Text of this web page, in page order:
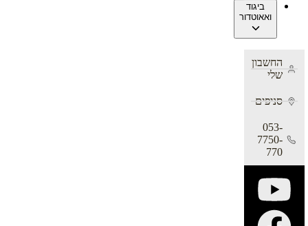
ביגוד
ואאוטדור
החשבון
שלי
סניפים
053-
7750-
770